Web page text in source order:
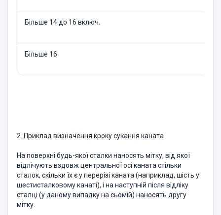
Більше 14 до 16 включ.
Більше 16
2. Приклад визначення кроку сукання каната
На поверхні будь-якої сталки наносять мітку, від якої
відлічують вздовж центральної осі каната стільки
сталок, скільки їх є у перерізі каната (наприклад, шість у
шестисталковому канаті), і на наступній після відліку
сталці (у даному випадку на сьомій) наносять другу
мітку.